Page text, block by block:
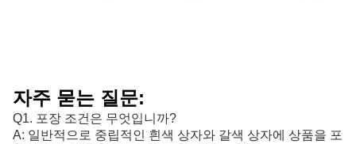
자주 묻는 질문:
Q1. 포장 조건은 무엇입니까?
A: 일반적으로 중립적인 흰색 상자와 갈색 상자에 상품을 포